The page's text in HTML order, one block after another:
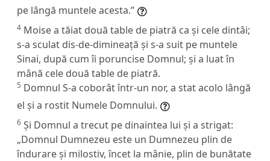
pe lângă muntele acesta.”
4 Moise a tăiat două table de piatră ca și cele dintâi;
s-a sculat dis-de-dimineață și s-a suit pe muntele
Sinai, după cum îi poruncise Domnul; și a luat în
mână cele două table de piatră.
5 Domnul S-a coborât într-un nor, a stat acolo lângă
el și a rostit Numele Domnului.
6 Și Domnul a trecut pe dinaintea lui și a strigat:
„Domnul Dumnezeu este un Dumnezeu plin de
îndurare și milostiv, încet la mânie, plin de bunătate